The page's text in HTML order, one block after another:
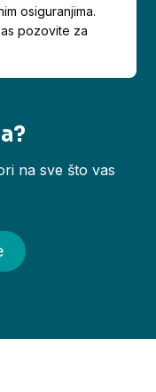
osiguranjima.
pozovite za
na sve što vas